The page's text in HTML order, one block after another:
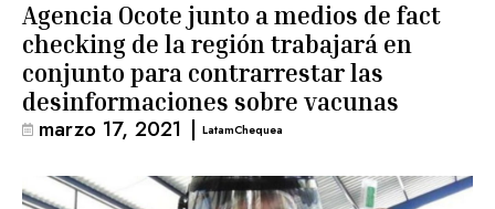
Agencia Ocote junto a medios de fact
checking de la región trabajará en
conjunto para contrarrestar las
desinformaciones sobre vacunas
marzo 17, 2021 | LatamChequea